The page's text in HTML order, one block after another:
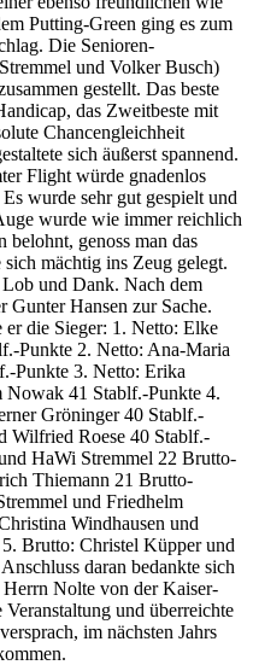
Putting-Green ging es zum
Die Senioren-
und Volker Busch)
gestellt. Das beste
das Zweitbeste mit
Chancengleichheit
sich äußerst spannend.
Flight würde gnadenlos
wurde sehr gut gespielt und
wurde wie immer reichlich
genoss man das
mächtig ins Zeug gelegt.
und Dank. Nach dem
Gunter Hansen zur Sache.
die Sieger: 1. Netto: Elke
Punkte 2. Netto: Ana-Maria
Punkte 3. Netto: Erika
41 Stablf.-Punkte 4.
Gröninger 40 Stablf.-
Wilfried Roese 40 Stablf.-
HaWi Stremmel 22 Brutto-
Thiemann 21 Brutto-
und Friedhelm
Windhausen und
Brutto: Christel Küpper und
daran bedankte sich
Nolte von der Kaiser-
und überreichte
im nächsten Jahrs